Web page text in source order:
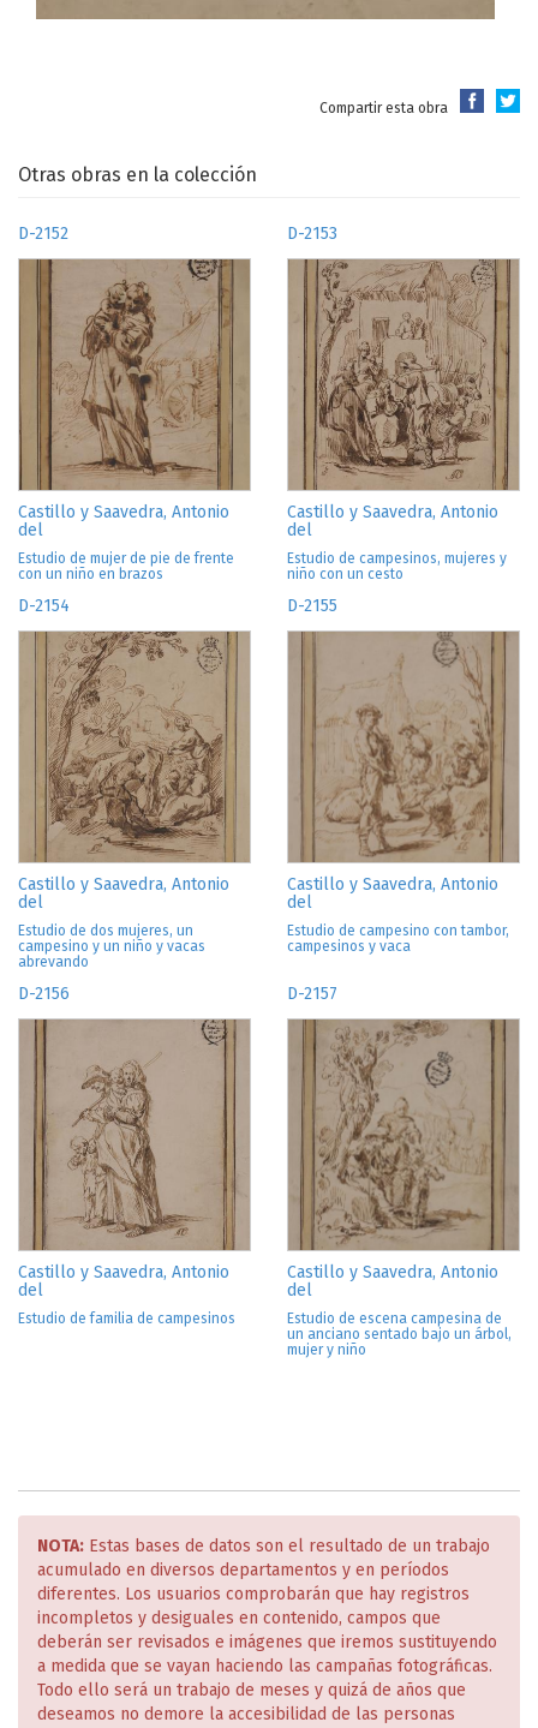
Compartir esta obra
Otras obras en la colección
D-2152
Castillo y Saavedra, Antonio
del
Estudio de mujer de pie de frente
con un niño en brazos
D-2153
Castillo y Saavedra, Antonio
del
Estudio de campesinos, mujeres y
niño con un cesto
D-2154
Castillo y Saavedra, Antonio
del
Estudio de dos mujeres, un
campesino y un niño y vacas
abrevando
D-2155
Castillo y Saavedra, Antonio
del
Estudio de campesino con tambor,
campesinos y vaca
D-2156
Castillo y Saavedra, Antonio
del
Estudio de familia de campesinos
D-2157
Castillo y Saavedra, Antonio
del
Estudio de escena campesina de
un anciano sentado bajo un árbol,
mujer y niño
NOTA: Estas bases de datos son el resultado de un trabajo
acumulado en diversos departamentos y en períodos
diferentes. Los usuarios comprobarán que hay registros
incompletos y desiguales en contenido, campos que
deberán ser revisados e imágenes que iremos sustituyendo
a medida que se vayan haciendo las campañas fotográficas.
Todo ello será un trabajo de meses y quizá de años que
deseamos no demore la accesibilidad de las personas